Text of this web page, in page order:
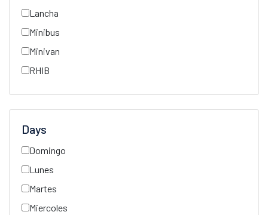
Lancha
Minibus
Minivan
RHIB
Days
Domingo
Lunes
Martes
Miercoles